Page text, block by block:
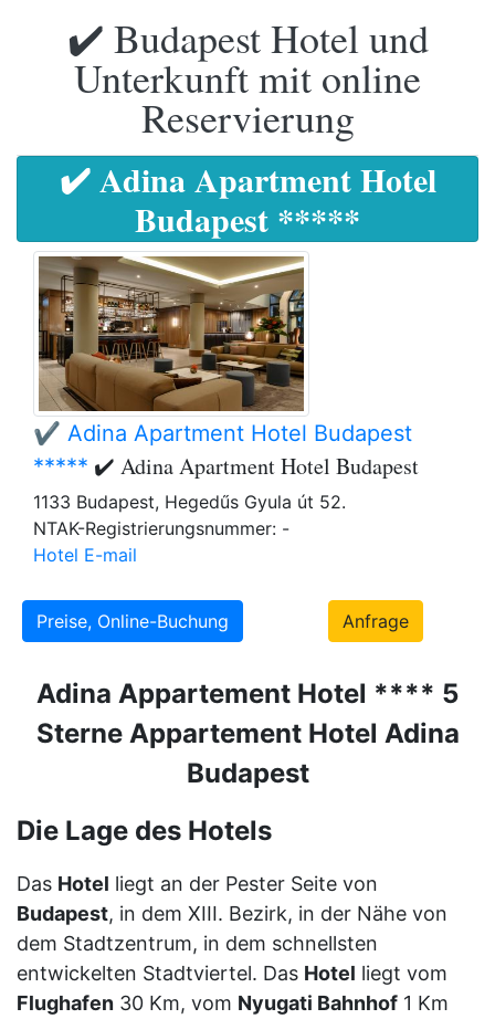
✔️ Budapest Hotel und
Unterkunft mit online
Reservierung
✔️ Adina Apartment Hotel
Budapest *****
✔️ Adina Apartment Hotel Budapest
***** ✔️ Adina Apartment Hotel Budapest
1133 Budapest, Hegedűs Gyula út 52.
NTAK-Registrierungsnummer: -
Hotel E-mail
Preise, Online-Buchung Anfrage
Adina Appartement Hotel **** 5
Sterne Appartement Hotel Adina
Budapest
Die Lage des Hotels
Das Hotel liegt an der Pester Seite von
Budapest, in dem XIII. Bezirk, in der Nähe von
dem Stadtzentrum, in dem schnellsten
entwickelten Stadtviertel. Das Hotel liegt vom
Flughafen 30 Km, vom Nyugati Bahnhof 1 Km